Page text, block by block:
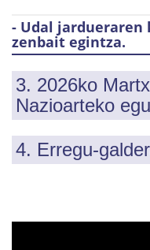
- Udal jardueraren
zenbait egintza.
3. 2026ko
Nazioarteko
4. Erregu-